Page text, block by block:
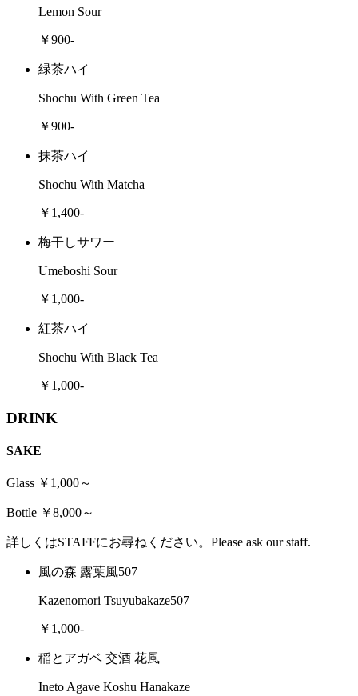
Lemon Sour
￥900-
緑茶ハイ
Shochu With Green Tea
￥900-
抹茶ハイ
Shochu With Matcha
￥1,400-
梅干しサワー
Umeboshi Sour
￥1,000-
紅茶ハイ
Shochu With Black Tea
￥1,000-
DRINK
SAKE
Glass ￥1,000～
Bottle ￥8,000～
詳しくはSTAFFにお尋ねください。Please ask our staff.
風の森 露葉風507
Kazenomori Tsuyubakaze507
￥1,000-
稲とアガベ 交酒 花風
Ineto Agave Koshu Hanakaze